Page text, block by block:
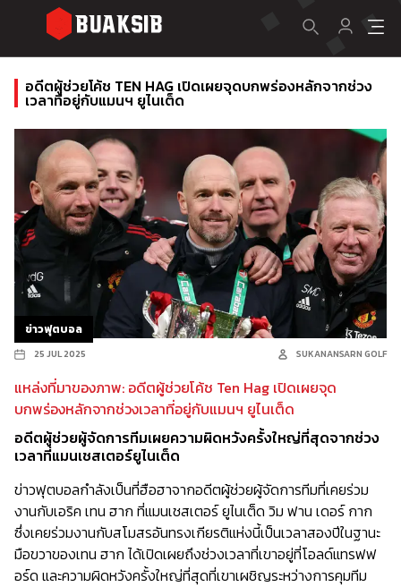
อดีตผู้ช่วยโค้ช TEN HAG เปิดเผยจุดบกพร่องหลักจากช่วง
เวลาที่อยู่กับแมนฯ ยูไนเต็ด
ข่าวฟุตบอล
25 JUL 2025 SUKANANSARN GOLF
แหล่งที่มาของภาพ: อดีตผู้ช่วยโค้ช Ten Hag เปิดเผยจุด
บกพร่องหลักจากช่วงเวลาที่อยู่กับแมนฯ ยูไนเต็ด
อดีตผู้ช่วยผู้จัดการทีมเผยความผิดหวังครั้งใหญ่ที่สุดจากช่วง
เวลาที่แมนเชสเตอร์ยูไนเต็ด
ข่าวฟุตบอลกำลังเป็นที่ฮือฮาจากอดีตผู้ช่วยผู้จัดการทีมที่เคยร่วม
งานกับเอริค เทน ฮาก ที่แมนเชสเตอร์ ยูไนเต็ด วิม ฟาน เดอร์ กาก
ซึ่งเคยร่วมงานกับสโมสรอันทรงเกียรติแห่งนี้เป็นเวลาสองปีในฐานะ
มือขวาของเทน ฮาก ได้เปิดเผยถึงช่วงเวลาที่เขาอยู่ที่โอลด์แทรฟฟ
อร์ด และความผิดหวังครั้งใหญ่ที่สุดที่เขาเผชิญระหว่างการคุมทีม